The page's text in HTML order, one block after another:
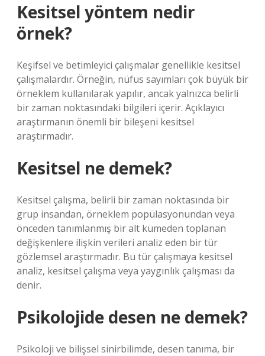
Kesitsel yöntem nedir
örnek?
Keşifsel ve betimleyici çalışmalar genellikle kesitsel
çalışmalardır. Örneğin, nüfus sayımları çok büyük bir
örneklem kullanılarak yapılır, ancak yalnızca belirli
bir zaman noktasındaki bilgileri içerir. Açıklayıcı
araştırmanın önemli bir bileşeni kesitsel
araştırmadır.
Kesitsel ne demek?
Kesitsel çalışma, belirli bir zaman noktasında bir
grup insandan, örneklem popülasyonundan veya
önceden tanımlanmış bir alt kümeden toplanan
değişkenlere ilişkin verileri analiz eden bir tür
gözlemsel araştırmadır. Bu tür çalışmaya kesitsel
analiz, kesitsel çalışma veya yaygınlık çalışması da
denir.
Psikolojide desen ne demek?
Psikoloji ve bilişsel sinirbilimde, desen tanıma, bir